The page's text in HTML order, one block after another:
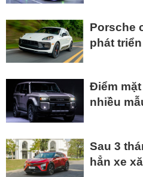
Porsche
phát
Điểm
nhiều
Sau 3
hẳn xe